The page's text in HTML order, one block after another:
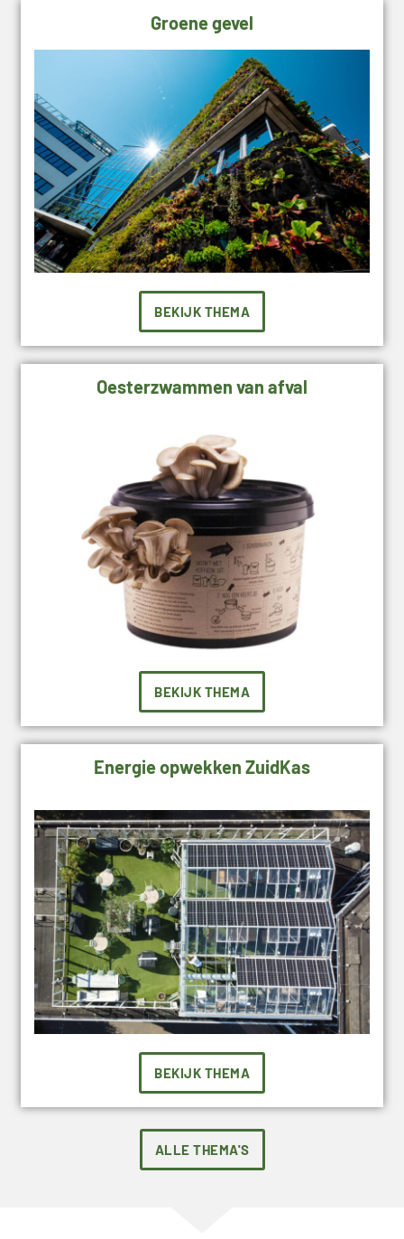
Groene gevel
BEKIJK THEMA
Oesterzwammen van afval
BEKIJK THEMA
Energie opwekken ZuidKas
BEKIJK THEMA
ALLE THEMA'S